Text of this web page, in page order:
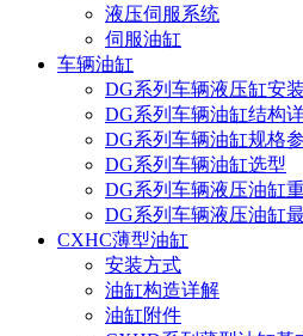
液压伺服系统
伺服油缸
车辆油缸
DG系列车辆液压缸安
DG系列车辆油缸结构
DG系列车辆油缸规格
DG系列车辆油缸选型
DG系列车辆液压油缸
DG系列车辆液压油缸
CXHC薄型油缸
安装方式
油缸构造详解
油缸附件